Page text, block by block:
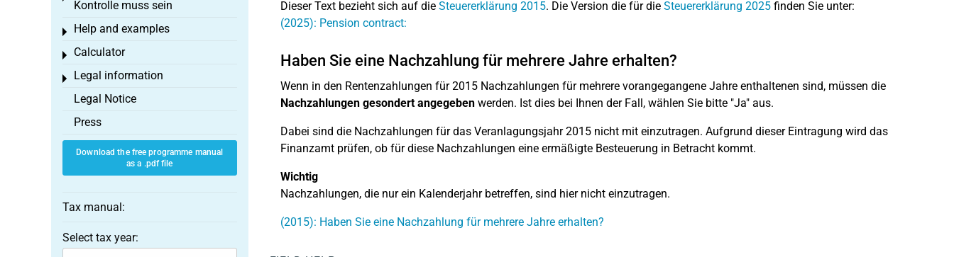
Dieser Text bezieht sich auf die Steuererklärung 2015. Die Version die für die Steuererklärung 2025finden Sie unter:
(2025): Pension contract:
Haben Sie eine Nachzahlung für mehrere Jahre erhalten?
Wenn in den Rentenzahlungen für 2015 Nachzahlungen für mehrere vorangegangene Jahre enthaltenen sind, müssen die
Nachzahlungen gesondert angegebenwerden. Ist dies bei Ihnen der Fall, wählen Sie bitte "Ja" aus.
Dabei sind die Nachzahlungen für das Veranlagungsjahr 2015 nicht mit einzutragen. Aufgrund dieser Eintragung wird das
Finanzamt prüfen, ob für diese Nachzahlungen eine ermäßigte Besteuerung in Betracht kommt.
Wichtig
Nachzahlungen, die nur ein Kalenderjahr betreffen, sind hier nicht einzutragen.
(2015): Haben Sie eine Nachzahlung für mehrere Jahre erhalten?
Kontrolle muss sein
Help and examples
Toggle menu
Calculator
Toggle menu
Legal information
Toggle menu
Legal Notice
Press
Download the free programme manual
as a .pdf file
Tax manual:
Select tax year: